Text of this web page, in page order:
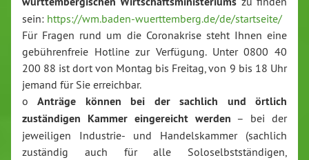
sein: https://wm.baden-wuerttemberg.de/de/startseite/
Für Fragen rund um die Coronakrise steht Ihnen eine
gebührenfreie Hotline zur Verfügung. Unter 0800 40
200 88 ist dort von Montag bis Freitag, von 9 bis 18 Uhr
jemand für Sie erreichbar.
oAnträge können bei der sachlich und örtlich
zuständigen Kammer eingereicht werden – bei der
jeweiligen Industrie- und Handelskammer (sachlich
zuständig auch für alle Soloselbstständigen,